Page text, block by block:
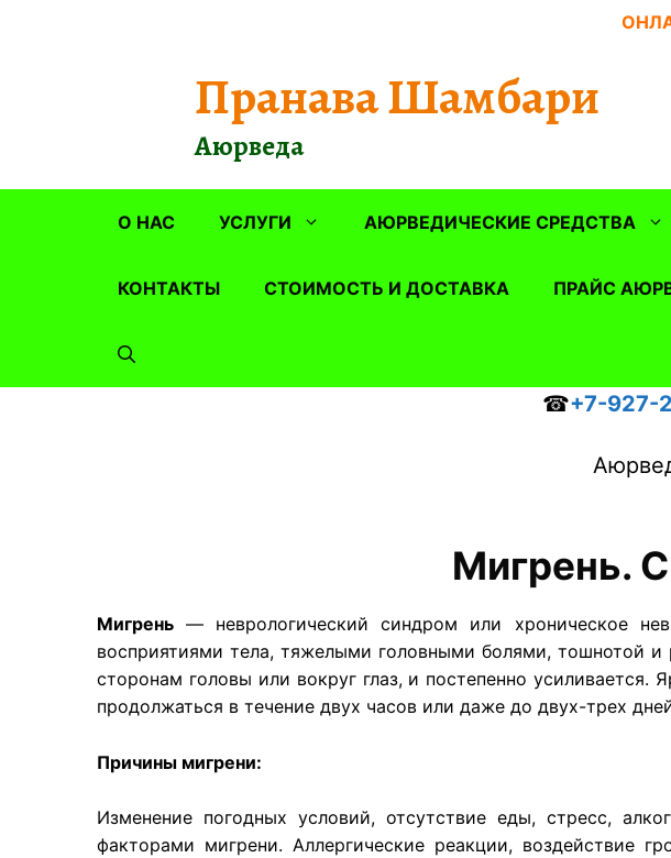
Пранава Шамбари
Аюрведа
О НАС УСЛУГИ АЮРВЕДИЧЕСКИЕ СРЕДСТВА
КОНТАКТЫ СТОИМОСТЬ И ДОСТАВКА ПРАЙС
☎+7-927-
Мигрень.
Мигрень — неврологический синдром или хроническое
восприятиями тела, тяжелыми головными болями, тошнотой и
сторонам головы или вокруг глаз, и постепенно
продолжаться в течение двух часов или даже до двух-трех
Причины мигрени:
Изменение погодных условий, отсутствие еды, стресс,
факторами мигрени. Аллергические реакции, воздействие